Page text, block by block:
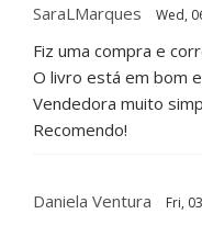
SaraLMarques Wed,
Fiz uma compra e
O livro está em bom
Vendedora muito
Recomendo!
Daniela Ventura Fri,